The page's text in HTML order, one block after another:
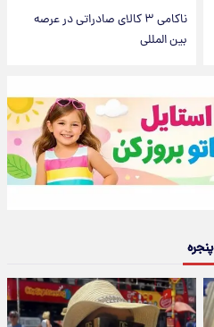
ناکامی ۳ کالای صادراتی در عرصه
بین المللی
پنجره